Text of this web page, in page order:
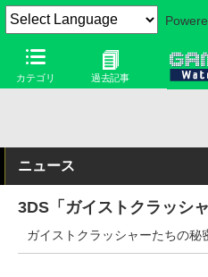
カテゴリ 過去記事
ニュース
3DS「ガイストクラッシ
ガイストクラッシャーたちの秘